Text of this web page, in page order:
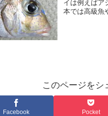
イは例えばア
本では高級魚
このページをシ
Facebook Pocket